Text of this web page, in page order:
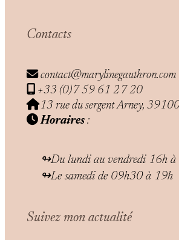
Contacts
contact@marylinegauthron.com
+33 (0)7 59 61 27 20
13 rue du sergent Arney,
Horaires :
Du lundi au vendredi 16h
Le samedi de 09h30 à 19h
Suivez mon actualité